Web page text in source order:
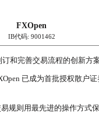
FXOpen
IB代码: 9001462
和完善交易流程的创新方
已成为首批授权散户
规则用最先进的操作方